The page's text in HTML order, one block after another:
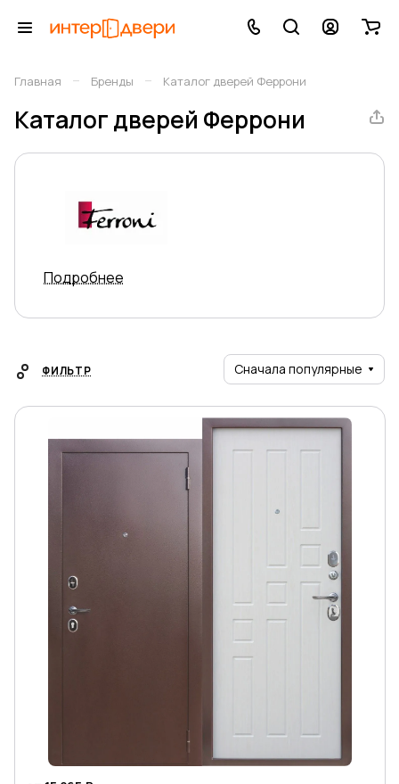
Главная – Бренды – Каталог дверей Феррони
Каталог дверей Феррони
Подробнее
ФИЛЬТР Сначала популярные